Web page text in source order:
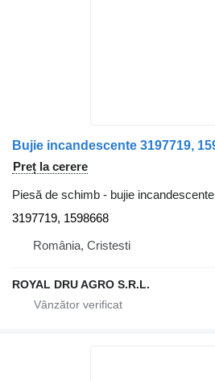
Preț la cerere
Piesă de schimb - bujie incandescente
3197719, 1598668
România, Cristesti
ROYAL DRU AGRO S.R.L.